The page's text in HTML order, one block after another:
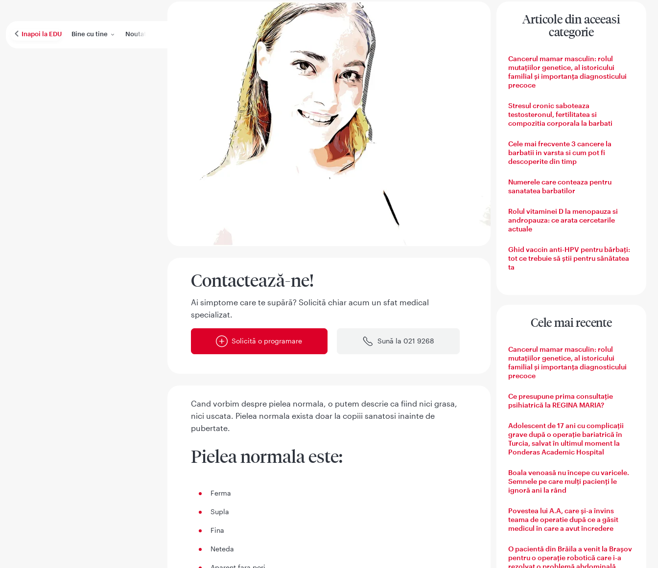
Inapoi la EDU Bine cu tine Noutati Wikimedica Sanatatea copiilor Sanatatea femeii si sarcina Sanatatea familiei
Contactează-ne!
Ai simptome care te supără? Solicită chiar acum un sfat medical
specializat.
Solicită o programare Sună la 021 9268
Cand vorbim despre pielea normala, o putem descrie ca fiind nici grasa,
nici uscata. Pielea normala exista doar la copiii sanatosi inainte de
pubertate.
Pielea normala este:
Ferma
Supla
Fina
Neteda
Articole din aceeasi
categorie
Cancerul mamar masculin: rolul
mutațiilor genetice, al istoricului
familial și importanța diagnosticului
precoce
Stresul cronic saboteaza
testosteronul, fertilitatea si
compozitia corporala la barbati
Cele mai frecvente 3 cancere la
barbatii in varsta si cum pot fi
descoperite din timp
Numerele care conteaza pentru
sanatatea barbatilor
Rolul vitaminei D la menopauza si
andropauza: ce arata cercetarile
actuale
Ghid vaccin anti-HPV pentru bărbați:
tot ce trebuie să știi pentru sănătatea
ta
Cele mai recente
Cancerul mamar masculin: rolul
mutațiilor genetice, al istoricului
familial și importanța diagnosticului
precoce
Ce presupune prima consultație
psihiatrică la REGINA MARIA?
Adolescent de 17 ani cu complicații
grave după o operație bariatrică în
Turcia, salvat în ultimul moment la
Ponderas Academic Hospital
Boala venoasă nu începe cu varicele.
Semnele pe care mulți pacienți le
ignoră ani la rând
Povestea lui A.A, care și-a învins
teama de operatie după ce a găsit
medicul în care a avut încredere
O pacientă din Brăila a venit la Brașov
pentru o operație robotică care i-a
rezolvat o problemă abdominală